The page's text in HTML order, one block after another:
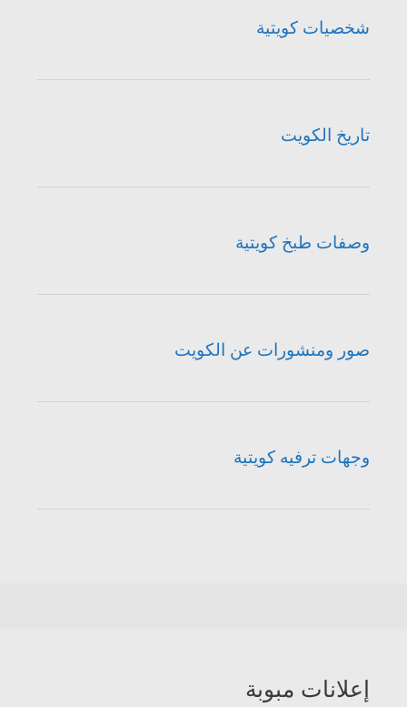
شخصيات كويتية
تاريخ الكويت
وصفات طبخ كويتية
صور ومنشورات عن الكويت
وجهات ترفيه كويتية
إعلانات مبوبة